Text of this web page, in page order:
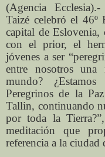
(Agencia
Taizé celebró el 46º
capital de
con el prior, el
jóvenes a ser
entre nosotros una
mundo?
Peregrinos de la
Tallin, continuando
por toda la
meditación que
referencia a la